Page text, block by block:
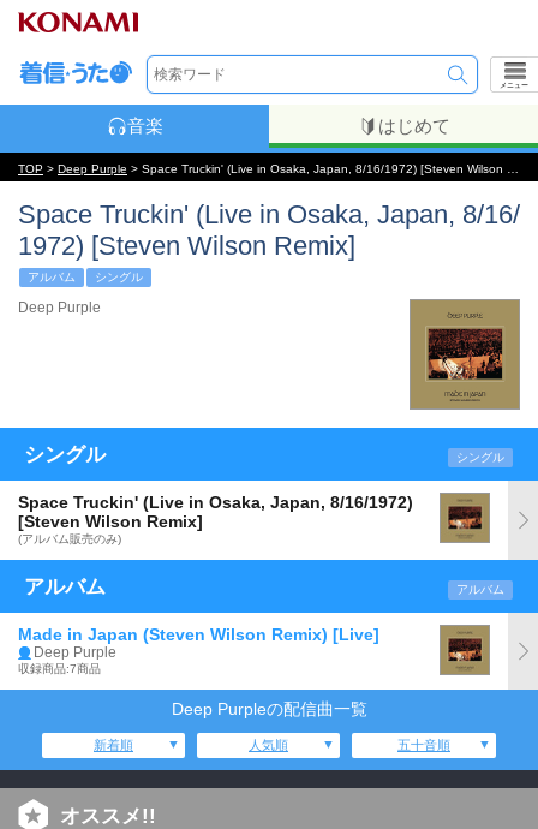
メニュー
音楽 はじめて
TOP > Deep Purple > Space Truckin' (Live in Osaka, Japan, 8/16/1972) [Steven Wilson Remix]
Space Truckin' (Live in Osaka, Japan, 8/16/
1972) [Steven Wilson Remix]
アルバム シングル
Deep Purple
シングル シングル
Space Truckin' (Live in Osaka, Japan, 8/16/1972)
[Steven Wilson Remix]
(アルバム販売のみ)
アルバム アルバム
Made in Japan (Steven Wilson Remix) [Live]
Deep Purple
収録商品:7商品
Deep Purpleの配信曲一覧
新着順 人気順 五十音順
オススメ!!